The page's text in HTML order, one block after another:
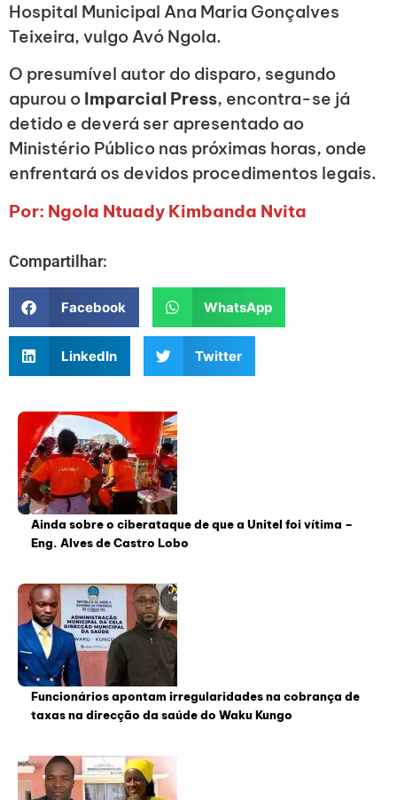
Hospital Municipal Ana Maria Gonçalves
Teixeira, vulgo Avó Ngola.
O presumível autor do disparo, segundo
apurou o Imparcial Press, encontra-se já
detido e deverá ser apresentado ao
Ministério Público nas próximas horas, onde
enfrentará os devidos procedimentos legais.
Por: Ngola Ntuady Kimbanda Nvita
Compartilhar:
Facebook WhatsApp
LinkedIn Twitter
Ainda sobre o ciberataque de que a Unitel foi vítima –
Eng. Alves de Castro Lobo
Funcionários apontam irregularidades na cobrança de
taxas na direcção da saúde do Waku Kungo